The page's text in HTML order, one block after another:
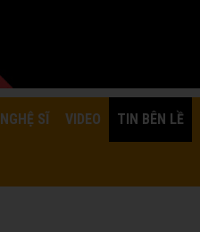
NGHỆ SĨ VIDEO TIN BÊN LỀ